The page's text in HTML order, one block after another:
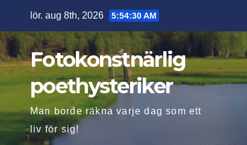
innehåll
lör. aug 8th, 2026 5:54:32 AM
Fotokonstnärlig
poethysteriker
Man borde räkna varje dag som ett
liv för sig!